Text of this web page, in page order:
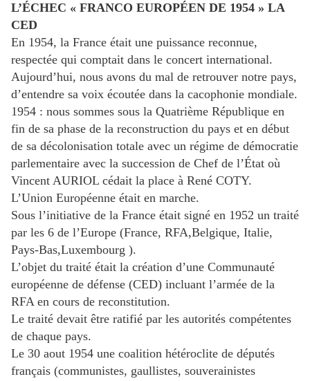
L’ÉCHEC « FRANCO EUROPÉEN DE 1954 » LA
CED
En 1954, la France était une puissance reconnue,
respectée qui comptait dans le concert international.
Aujourd’hui, nous avons du mal de retrouver notre pays,
d’entendre sa voix écoutée dans la cacophonie mondiale.
1954 : nous sommes sous la Quatrième République en
fin de sa phase de la reconstruction du pays et en début
de sa décolonisation totale avec un régime de démocratie
parlementaire avec la succession de Chef de l’État où
Vincent AURIOL cédait la place à René COTY.
L’Union Européenne était en marche.
Sous l’initiative de la France était signé en 1952 un traité
par les 6 de l’Europe (France, RFA,Belgique, Italie,
Pays-Bas,Luxembourg ).
L’objet du traité était la création d’une Communauté
européenne de défense (CED) incluant l’armée de la
RFA en cours de reconstitution.
Le traité devait être ratifié par les autorités compétentes
de chaque pays.
Le 30 aout 1954 une coalition hétéroclite de députés
français (communistes, gaullistes, souverainistes